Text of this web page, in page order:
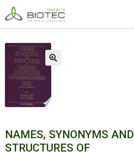
Pular
para
navegação
Pular
para
o
conteúdo
NAMES, SYNONYMS AND
STRUCTURES OF